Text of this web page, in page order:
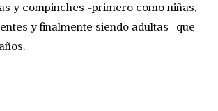
y compinches -primero como niñas,
y finalmente siendo adultas- que